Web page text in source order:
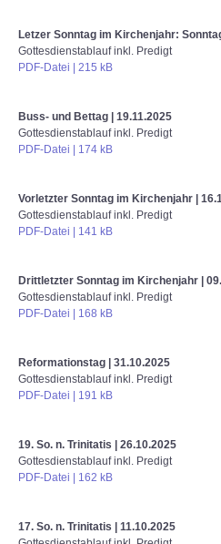
Letzer Sonntag im Kirchenjahr:
Gottesdienstablauf inkl. Predigt
PDF-Datei | 215 kB
Buss- und Bettag
| 19.11.2025
Gottesdienstablauf inkl. Predigt
PDF-Datei | 174 kB
Vorletzter Sonntag im Kirchenjahr
|
Gottesdienstablauf inkl. Predigt
PDF-Datei | 141 kB
Drittletzter Sonntag im Kirchenjahr
|
Gottesdienstablauf inkl. Predigt
PDF-Datei | 168 kB
Reformationstag
| 31.10.2025
Gottesdienstablauf inkl. Predigt
PDF-Datei | 191 kB
19. So. n. Trinitatis
| 26.10.2025
Gottesdienstablauf inkl. Predigt
PDF-Datei | 162 kB
17. So. n. Trinitatis
| 11.10.2025